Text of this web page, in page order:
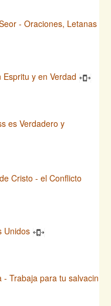
- Oraciones, Letanas
y en Verdad
es Verdadero y
Cristo - el Conflicto
Unidos
Trabaja para tu salvacin